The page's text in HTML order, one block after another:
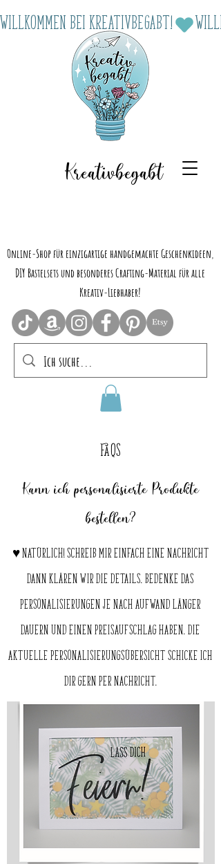
Kreativbegabt
Online-Shop für einzigartige handgemachte Geschenkideen,
DIY Bastelsets und besonderes Crafting-Material für alle
Kreativ-Liebhaber!
Willkommen bei Kreativbegabt!
FAQS
Kann ich personalisierte Produkte
bestellen?
♥ Natürlich! Schreib mir einfach eine Nachricht
dann klären wir die Details. Bedenke das
Personalisierungen je nach Aufwand länger
dauern und einen Preisaufschlag haben. Die
aktuelle Personalisierungsübersicht schicke ich
Dir gern per Nachricht.